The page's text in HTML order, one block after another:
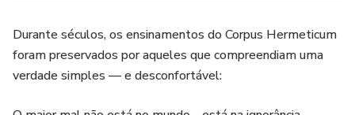
Durante séculos, os ensinamentos do Corpus Hermeticum
foram preservados por aqueles que compreendiam uma
verdade simples — e desconfortável: